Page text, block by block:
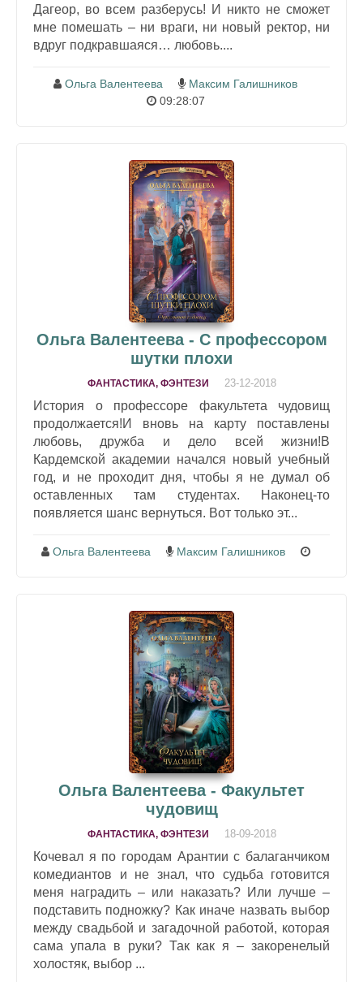
Дагеор, во всем разберусь! И никто не сможет
мне помешать – ни враги, ни новый ректор, ни
вдруг подкравшаяся… любовь....
Ольга Валентеева
Максим Галишников
09:28:07
Ольга Валентеева - С профессором
шутки плохи
ФАНТАСТИКА, ФЭНТЕЗИ 23-12-2018
История о профессоре факультета чудовищ
продолжается!И вновь на карту поставлены
любовь, дружба и дело всей жизни!В
Кардемской академии начался новый учебный
год, и не проходит дня, чтобы я не думал об
оставленных там студентах. Наконец-то
появляется шанс вернуться. Вот только эт...
Ольга Валентеева Максим Галишников
Ольга Валентеева - Факультет
чудовищ
ФАНТАСТИКА, ФЭНТЕЗИ 18-09-2018
Кочевал я по городам Арантии с балаганчиком
комедиантов и не знал, что судьба готовится
меня наградить – или наказать? Или лучше –
подставить подножку? Как иначе назвать выбор
между свадьбой и загадочной работой, которая
сама упала в руки? Так как я – закоренелый
холостяк, выбор ...